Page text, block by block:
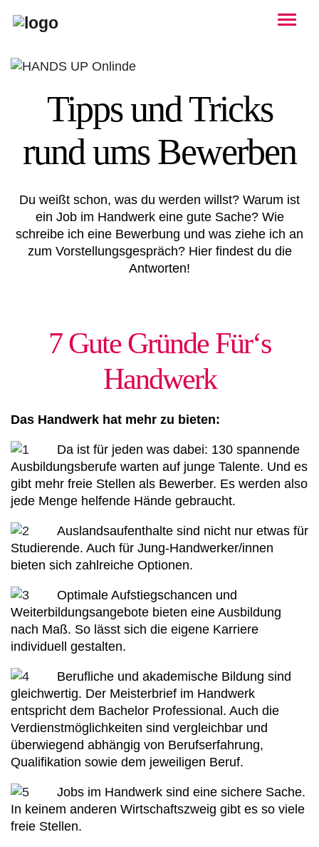
Tipps und Tricks
rund ums Bewerben
Du weißt schon, was du werden willst? Warum ist
ein Job im Handwerk eine gute Sache? Wie
schreibe ich eine Bewerbung und was ziehe ich an
zum Vorstellungsgespräch? Hier findest du die
Antworten!
7 Gute Gründe Für‘s
Handwerk
Das Handwerk hat mehr zu bieten:
Da ist für jeden was dabei: 130 spannende
Ausbildungsberufe warten auf junge Talente. Und es
gibt mehr freie Stellen als Bewerber. Es werden also
jede Menge helfende Hände gebraucht.
Auslandsaufenthalte sind nicht nur etwas für
Studierende. Auch für Jung-Handwerker/innen
bieten sich zahlreiche Optionen.
Optimale Aufstiegschancen und
Weiterbildungsangebote bieten eine Ausbildung
nach Maß. So lässt sich die eigene Karriere
individuell gestalten.
Berufliche und akademische Bildung sind
gleichwertig. Der Meisterbrief im Handwerk
entspricht dem Bachelor Professional. Auch die
Verdienstmöglichkeiten sind vergleichbar und
überwiegend abhängig von Berufserfahrung,
Qualifikation sowie dem jeweiligen Beruf.
Jobs im Handwerk sind eine sichere Sache.
In keinem anderen Wirtschaftszweig gibt es so viele
freie Stellen.